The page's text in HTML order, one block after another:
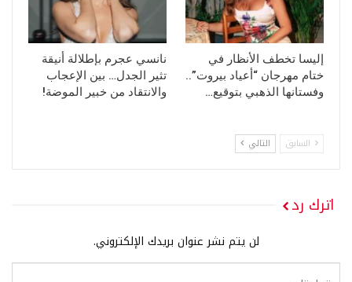
إليسا تخطف الأنظار في
ختام مهرجان “أعياد بيروت”..
وفستانها الذهبي بتوقيع…
نانسي عجرم بإطلالة أنيقة
تثير الجدل… بين الإعجاب
والانتقاد من خبير الموضة!
السابق التالي
اترك رد
لن يتم نشر عنوان بريدك الإلكتروني.